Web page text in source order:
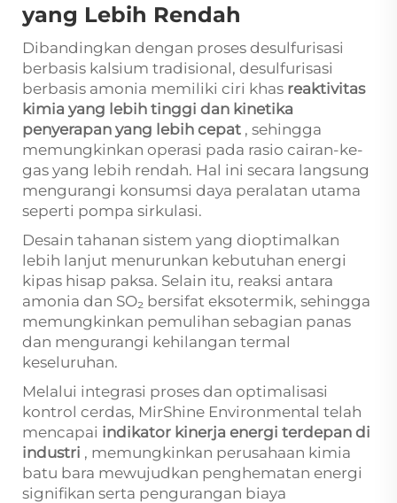
yang Lebih Rendah
Dibandingkan dengan proses desulfurisasi
berbasis kalsium tradisional, desulfurisasi
berbasis amonia memiliki ciri khas reaktivitas
kimia yang lebih tinggi dan kinetika
penyerapan yang lebih cepat , sehingga
memungkinkan operasi pada rasio cairan-ke-
gas yang lebih rendah. Hal ini secara langsung
mengurangi konsumsi daya peralatan utama
seperti pompa sirkulasi.
Desain tahanan sistem yang dioptimalkan
lebih lanjut menurunkan kebutuhan energi
kipas hisap paksa. Selain itu, reaksi antara
amonia dan SO₂ bersifat eksotermik, sehingga
memungkinkan pemulihan sebagian panas
dan mengurangi kehilangan termal
keseluruhan.
Melalui integrasi proses dan optimalisasi
kontrol cerdas, MirShine Environmental telah
mencapai indikator kinerja energi terdepan di
industri , memungkinkan perusahaan kimia
batu bara mewujudkan penghematan energi
signifikan serta pengurangan biaya